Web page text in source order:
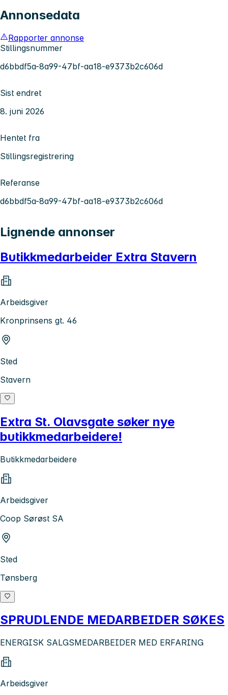
Annonsedata
Rapporter annonse
Stillingsnummer
d6bbdf5a-8a99-47bf-aa18-e9373b2c606d
Sist endret
8. juni 2026
Hentet fra
Stillingsregistrering
Referanse
d6bbdf5a-8a99-47bf-aa18-e9373b2c606d
Lignende annonser
Butikkmedarbeider Extra Stavern
Arbeidsgiver
Kronprinsens gt. 46
Sted
Stavern
Extra St. Olavsgate søker nye
butikkmedarbeidere!
Butikkmedarbeidere
Arbeidsgiver
Coop Sørøst SA
Sted
Tønsberg
SPRUDLENDE MEDARBEIDER SØKES
ENERGISK SALGSMEDARBEIDER MED ERFARING
Arbeidsgiver